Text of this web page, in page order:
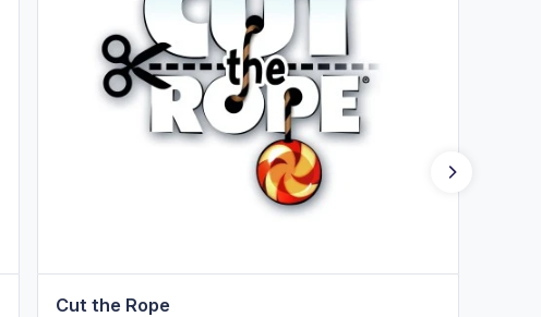
Cut the Rope